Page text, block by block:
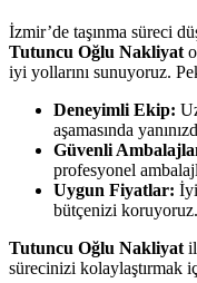
İzmir’de taşınma süreci
Tutuncu Oğlu Nakliyat
iyi yollarını sunuyoruz.
Deneyimli Ekip:
aşamasında
Güvenli
profesyonel
Uygun Fiyatlar:
bütçenizi koruyoruz.
Tutuncu Oğlu Nakliyat
sürecinizi kolaylaştırmak